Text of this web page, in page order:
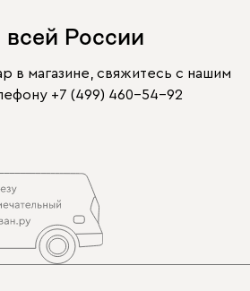
России
в магазине, свяжитесь с нашим
+7 (499) 460-54-92